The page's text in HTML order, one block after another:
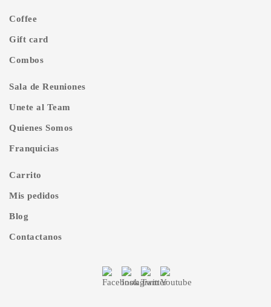
Coffee
Gift card
Combos
Sala de Reuniones
Unete al Team
Quienes Somos
Franquicias
Carrito
Mis pedidos
Blog
Contactanos